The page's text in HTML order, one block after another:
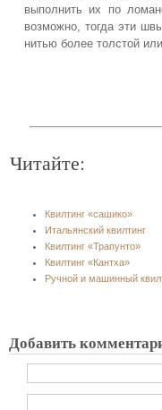
выполнить их по
возможно, тогда эти
нитью более толстой
Читайте:
Квилтинг «сашико»
Итальянский квилтинг
Квилтинг «Трапунто»
Квилтинг «Кантха»
Ручной и машинный
Добавить